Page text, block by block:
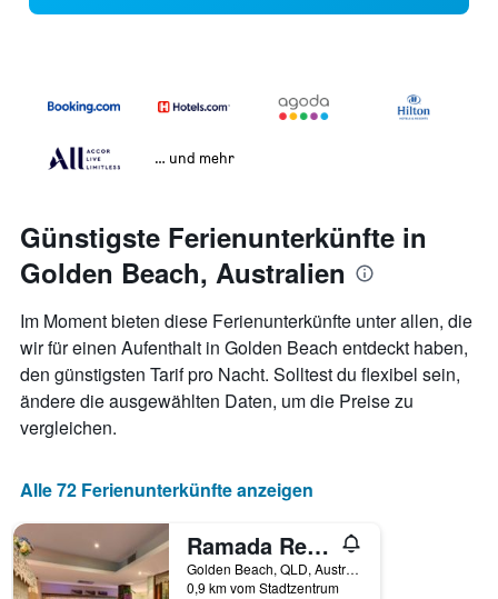
… und mehr
Günstigste Ferienunterkünfte in
Golden Beach, Australien
Im Moment bieten diese Ferienunterkünfte unter allen, die
wir für einen Aufenthalt in Golden Beach entdeckt haben,
den günstigsten Tarif pro Nacht. Solltest du flexibel sein,
ändere die ausgewählten Daten, um die Preise zu
vergleichen.
Alle 72 Ferienunterkünfte anzeigen
Ramada Resort by Wyndham Golden Beach
Golden Beach, QLD, Australien
0,9 km vom Stadtzentrum